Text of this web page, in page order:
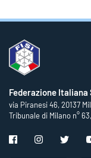
Federazione
via Piranesi 46, 20137
Tribunale di Milano n°